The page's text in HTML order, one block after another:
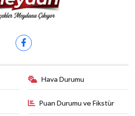
Hava Durumu
Puan Durumu ve Fikstür